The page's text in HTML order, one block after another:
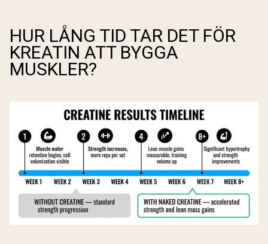
HUR LÅNG TID TAR DET FÖR
KREATIN ATT BYGGA
MUSKLER?